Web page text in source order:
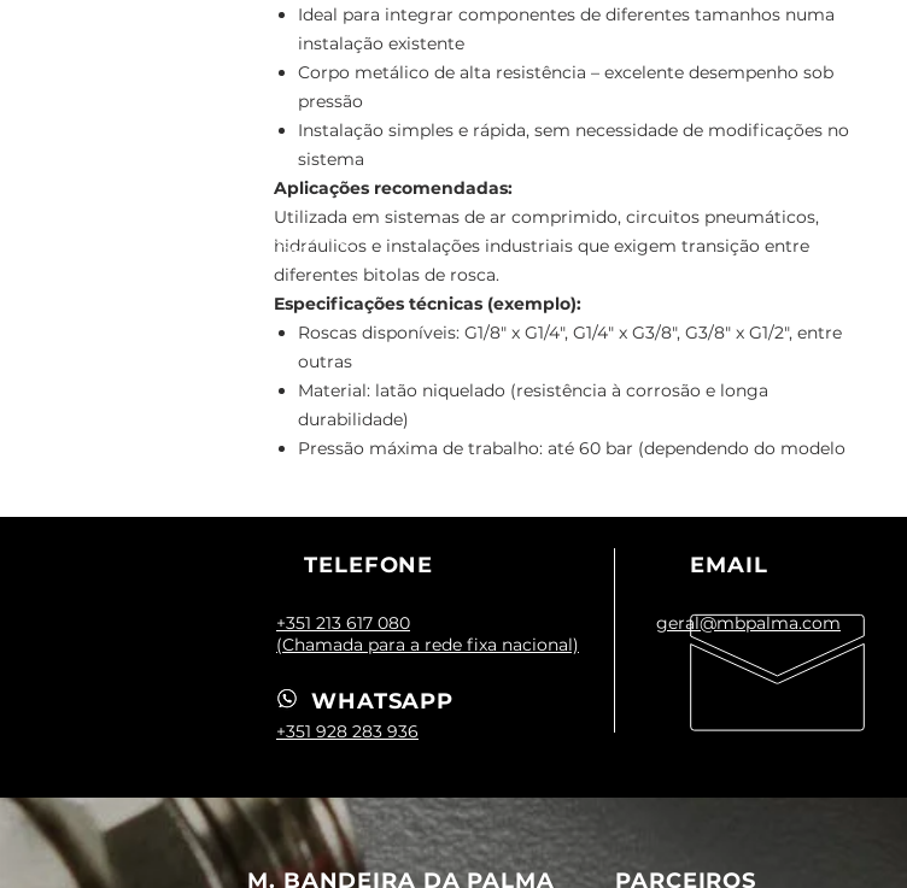
Ideal para integrar componentes de diferentes tamanhos numa
instalação existente
Corpo metálico de alta resistência – excelente desempenho sob
pressão
Instalação simples e rápida, sem necessidade de modificações no
sistema
Aplicações recomendadas:
Utilizada em sistemas de ar comprimido, circuitos pneumáticos,
hidráulicos e instalações industriais que exigem transição entre
diferentes bitolas de rosca.
Especificações técnicas (exemplo):
Roscas disponíveis: G1/8" x G1/4", G1/4" x G3/8", G3/8" x G1/2", entre
outras
Material: latão niquelado (resistência à corrosão e longa
durabilidade)
Pressão máxima de trabalho: até 60 bar (dependendo do modelo
TELEFONE
+351 213 617 080
(Chamada para a rede fixa nacional)
+351 928 283 936
WHATSAPP
EMAIL
geral@mbpalma.com
M. BANDEIRA DA PALMA PARCEIROS